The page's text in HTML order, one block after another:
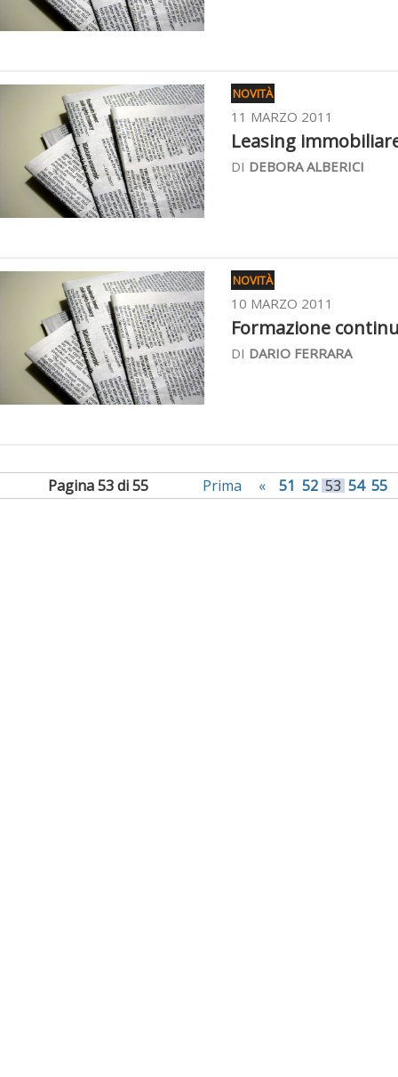
NOVITÀ
11 MARZO 2011
Leasing
DI DEBORA ALBERICI
NOVITÀ
10 MARZO 2011
Formazione
DI DARIO FERRARA
Pagina 53 di 55 Prima « 51 52 53 54 55